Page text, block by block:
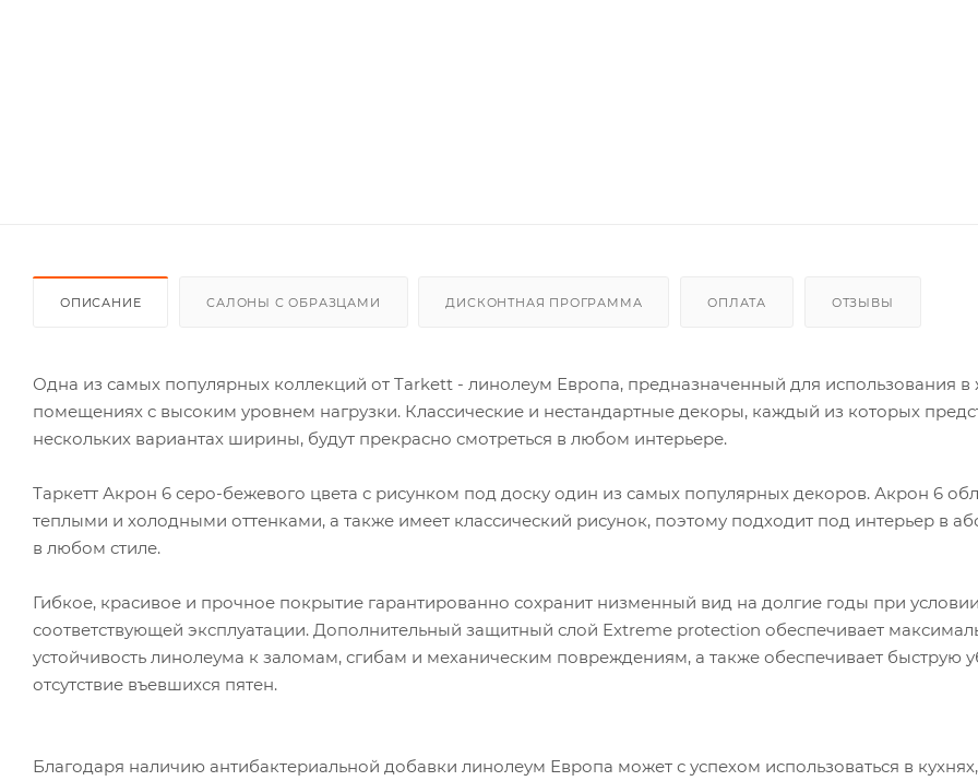
ОПИСАНИЕ САЛОНЫ С ОБРАЗЦАМИ ДИСКОНТНАЯ ПРОГРАММА ОПЛАТА ОТЗЫВЫ
Одна из самых популярных коллекций от Tarkett - линолеум Европа, предназначенный для использования
помещениях с высоким уровнем нагрузки. Классические и нестандартные декоры, каждый из которых
нескольких вариантах ширины, будут прекрасно смотреться в любом интерьере.
Таркетт Акрон 6 серо-бежевого цвета с рисунком под доску один из самых популярных декоров. Акрон 6
теплыми и холодными оттенками, а также имеет классический рисунок, поэтому подходит под интерьер в
в любом стиле.
Гибкое, красивое и прочное покрытие гарантированно сохранит низменный вид на долгие годы при
соответствующей эксплуатации. Дополнительный защитный слой Extreme protection обеспечивает
устойчивость линолеума к заломам, сгибам и механическим повреждениям, а также обеспечивает быструю
отсутствие въевшихся пятен.
Благодаря наличию антибактериальной добавки линолеум Европа может с успехом использоваться в кухнях,